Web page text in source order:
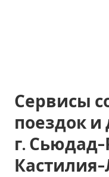
Сервисы
поездок и
г. Сьюдад-